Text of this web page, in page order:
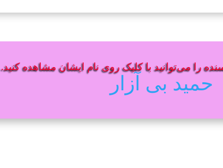
را می‌توانید با کلیک روی نام ایشان مشاهده کنید.
حمید بی آزار